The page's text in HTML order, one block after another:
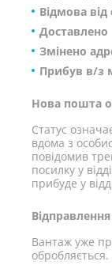
Відмова
Доставлено
Змінено
Прибув в/з
Нова пошта
Статус
вдома з
повідомив
посилку у
прибуде у
Відправлення
Вантаж уже
обробляється.